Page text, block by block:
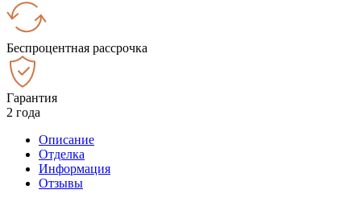
Беспроцентная рассрочка
Гарантия
2 года
Описание
Отделка
Информация
Отзывы